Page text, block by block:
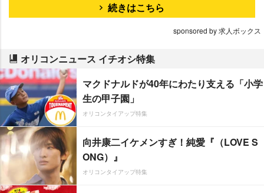
続きはこちら
sponsored by 求人ボックス
オリコンニュース イチオシ特集
マクドナルドが40年にわたり支える「小学
生の甲子園」
オリコンタイアップ特集
向井康二イケメンすぎ！純愛『（LOVE S
ONG）』
オリコンタイアップ特集